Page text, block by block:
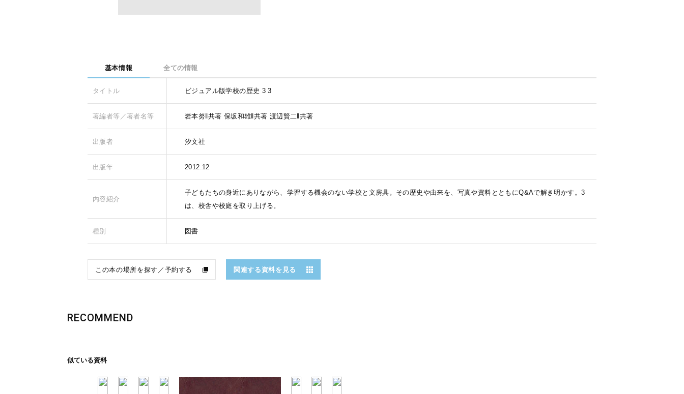
基本情報 全ての情報
タイトル ビジュアル版学校の歴史 3 3
著編者等／著者名等 岩本努‖共著 保坂和雄‖共著 渡辺賢二‖共著
出版者 汐文社
出版年 2012.12
内容紹介
子どもたちの身近にありながら、学習する機会のない学校と文房具。その歴史や由来を、写真や資料とともにQ&Aで解き明かす。3
は、校舎や校庭を取り上げる。
種別 図書
この本の場所を探す／予約する 関連する資料を見る
RECOMMEND
似ている資料